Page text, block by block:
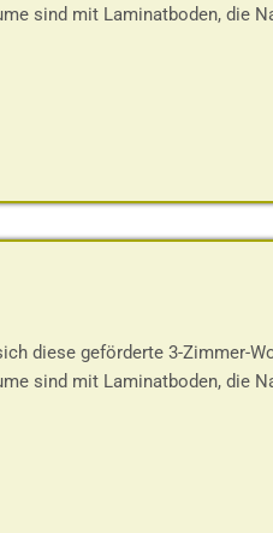
sind mit Laminatboden, die
diese geförderte 3-Zimmer-
sind mit Laminatboden, die